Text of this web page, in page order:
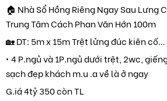
🏠 Nhà Sổ Hồng Riêng Ngay Sau Lưng
Trung Tâm Cách Phan Văn Hớn 100m
🏡 DT: 5m x 15m Trệt lửng đúc kiên cố…
• 4 P.ngủ và 1P.ngủ dưới trệt, 2wc,
sạch đẹp khách m.u .a về là ở ngay
G.iá 4tỷ 350 còn TL